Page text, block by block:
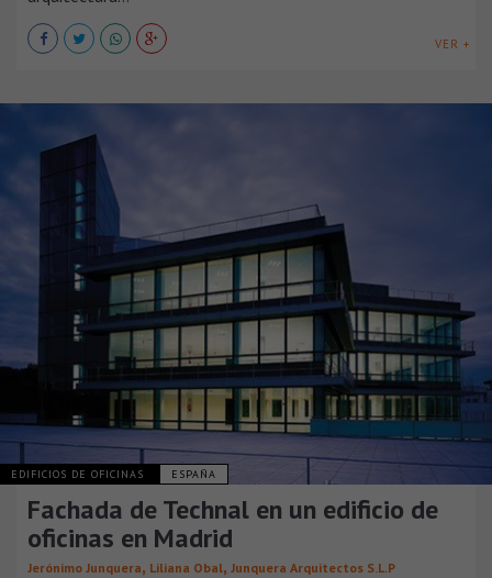
VER +
EDIFICIOS DE OFICINAS ESPAÑA
Fachada de Technal en un edificio de
oficinas en Madrid
Jerónimo Junquera, Liliana Obal, Junquera Arquitectos S.L.P